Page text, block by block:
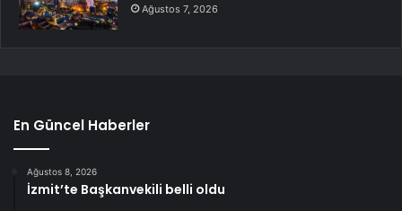
Ağustos 7, 2026
En Güncel Haberler
Ağustos 8, 2026
İzmit’te Başkanvekili belli oldu